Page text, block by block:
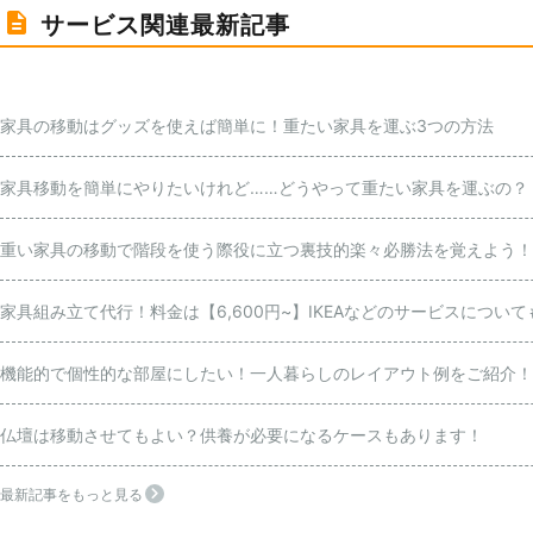
サービス関連最新記事
家具の移動はグッズを使えば簡単に！重たい家具を運ぶ3つの方法
家具移動を簡単にやりたいけれど……どうやって重たい家具を運ぶの？
重い家具の移動で階段を使う際役に立つ裏技的楽々必勝法を覚えよう！
家具組み立て代行！料金は【6,600円~】IKEAなどのサービスについて
機能的で個性的な部屋にしたい！一人暮らしのレイアウト例をご紹介！
仏壇は移動させてもよい？供養が必要になるケースもあります！
最新記事をもっと見る